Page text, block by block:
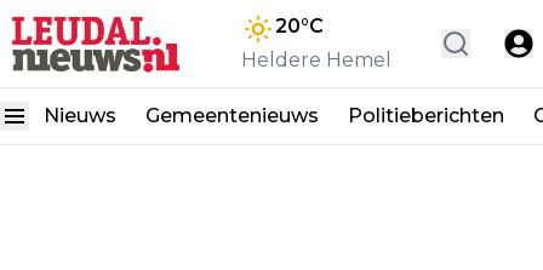
20°C
Heldere Hemel
Nieuws Gemeentenieuws Politieberichten